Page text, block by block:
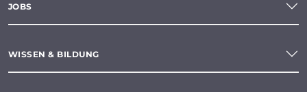
JOBS
WISSEN & BILDUNG